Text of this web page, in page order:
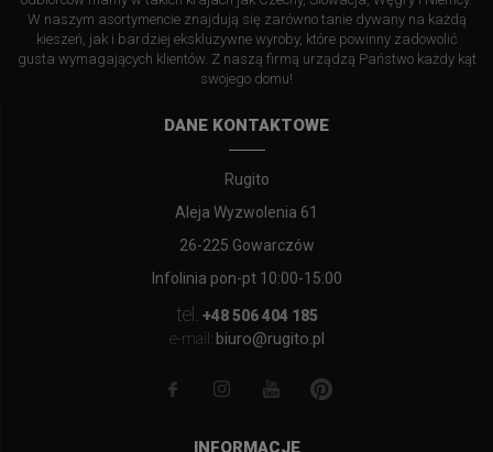
W naszym asortymencie znajdują się zarówno tanie dywany na każdą
kieszeń, jak i bardziej ekskluzywne wyroby, które powinny zadowolić
gusta wymagających klientów. Z naszą firmą urządzą Państwo każdy kąt
swojego domu!
DANE KONTAKTOWE
Rugito
Aleja Wyzwolenia 61
26-225 Gowarczów
Infolinia pon-pt 10:00-15:00
tel. +48 506 404 185
e-mail: biuro@rugito.pl
INFORMACJE